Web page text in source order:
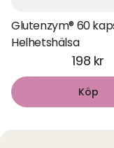
Glutenzym® 60
Helhetshälsa
198 kr
Köp